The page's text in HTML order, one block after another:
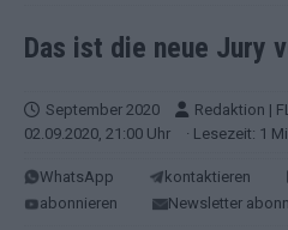
Das ist die neue Jury
September 2020 Redaktion |
02.09.2020, 21:00 Uhr
· Lesezeit: 1
WhatsApp kontaktieren
abonnieren
Newsletter